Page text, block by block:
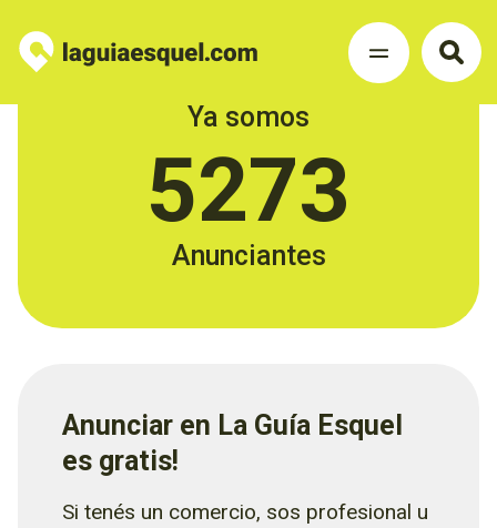
Ya somos
5273
Anunciantes
Anunciar en La Guía Esquel
es gratis!
Si tenés un comercio, sos profesional u